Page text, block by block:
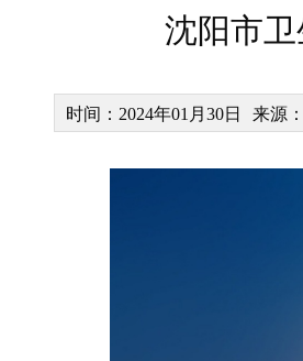
沈阳市
时间：2024年01月30日 来源